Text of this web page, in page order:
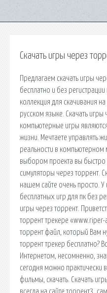
Скачать игры через
Предлагаем скачать игры
бесплатно и без
коллекция для скачивания
русском языке. Скачать игры
компьютерные игры
жизни. Мечтаете управлять
реальности в
выбором проекта вы быстро
симуляторы через торрент.
нашем сайте очень просто.
бесплатных игр для пк без
игры через торрент.
торрент трекере
торрент файл, который Вам
торрент трекер бесплатно?
Интернетом, несомненно,
сегодня можно практически
фильмы, скачать. Скачать
всегда на сайте торрент3,